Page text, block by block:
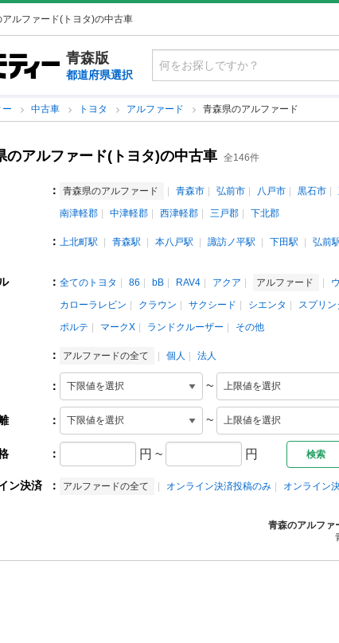
アルファード(トヨタ)の中古車
青森版
都道府県選択
ー 中古車 トヨタ アルファード 青森県のアルファード
のアルファード(トヨタ)の中古車 全146件
： 青森県のアルファード 青森市 弘前市 八戸市 黒石市
南津軽郡
中津軽郡 西津軽郡 三戸郡 下北郡
： 上北町駅 青森駅 本八戸駅 諏訪ノ平駅 下田駅 弘前
： 全てのトヨタ 86 bB RAV4 アクア アルファード
カローラレビン
クラウン サクシード シエンタ スプリ
ポルテ
マークX ランドクルーザー その他
： アルファードの全て 個人 法人
： ~
： ~
： 円 ~ 円
ン決済 ： アルファードの全て オンライン決済投稿のみ オンライン
青森のアルファ